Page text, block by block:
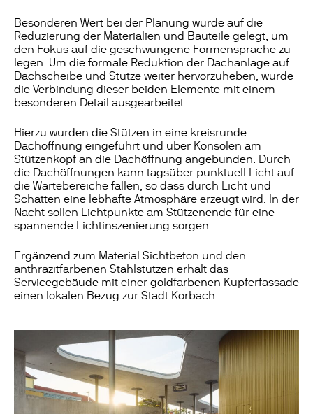
Besonderen Wert bei der Planung wurde auf die
Reduzierung der Materialien und Bauteile gelegt, um
den Fokus auf die geschwungene Formensprache zu
legen. Um die formale Reduktion der Dachanlage auf
Dachscheibe und Stütze weiter hervorzuheben, wurde
die Verbindung dieser beiden Elemente mit einem
besonderen Detail ausgearbeitet.
Hierzu wurden die Stützen in eine kreisrunde
Dachöffnung eingeführt und über Konsolen am
Stützenkopf an die Dachöffnung angebunden. Durch
die Dachöffnungen kann tagsüber punktuell Licht auf
die Wartebereiche fallen, so dass durch Licht und
Schatten eine lebhafte Atmosphäre erzeugt wird. In der
Nacht sollen Lichtpunkte am Stützenende für eine
spannende Lichtinszenierung sorgen.
Ergänzend zum Material Sichtbeton und den
anthrazitfarbenen Stahlstützen erhält das
Servicegebäude mit einer goldfarbenen Kupferfassade
einen lokalen Bezug zur Stadt Korbach.